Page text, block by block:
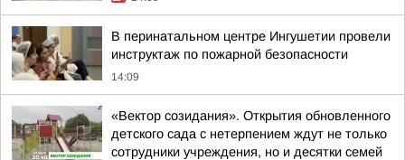
В перинатальном центре Ингушетии провели
инструктаж по пожарной безопасности
14:09
«Вектор созидания». Открытия обновленного
детского сада с нетерпением ждут не только
сотрудники учреждения, но и десятки семей